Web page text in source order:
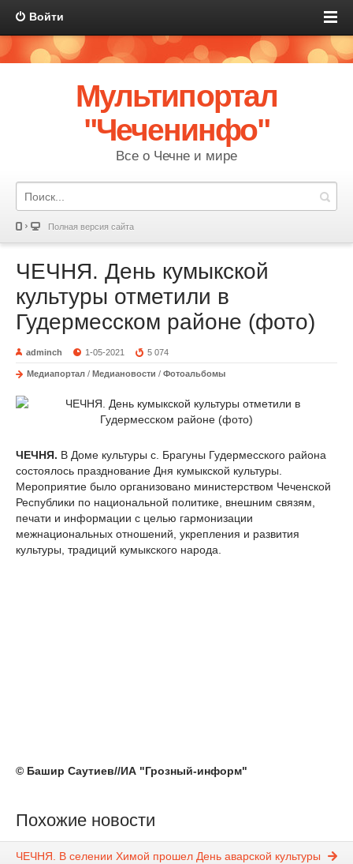
Войти
Мультипортал
"Чеченинфо"
Все о Чечне и мире
Полная версия сайта
ЧЕЧНЯ. День кумыкской
культуры отметили в
Гудермесском районе (фото)
adminch 1-05-2021 5 074
Медиапортал / Медиановости / Фотоальбомы
ЧЕЧНЯ. В Доме культуры с. Брагуны Гудермесского района
состоялось празднование Дня кумыкской культуры.
Мероприятие было организовано министерством Чеченской
Республики по национальной политике, внешним связям,
печати и информации с целью гармонизации
межнациональных отношений, укрепления и развития
культуры, традиций кумыкского народа.
© Башир Саутиев//ИА "Грозный-информ"
Похожие новости
ЧЕЧНЯ. В селении Химой прошел День аварской культуры